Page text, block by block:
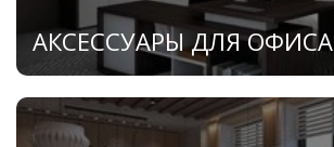
АКСЕССУАРЫ ДЛЯ ОФИСА